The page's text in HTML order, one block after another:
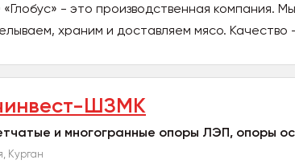
- это производственная компания.
храним и доставляем мясо. Качество
ШЗМК
и многогранные опоры ЛЭП, опоры
Курган